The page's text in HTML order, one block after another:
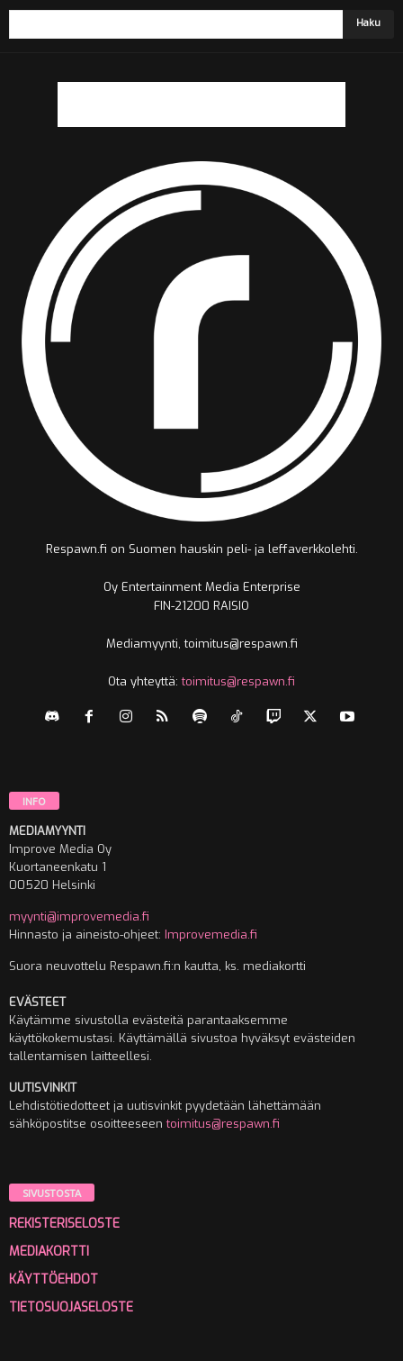
Respawn.fi on Suomen hauskin peli- ja leffaverkkolehti.
Oy Entertainment Media Enterprise
FIN-21200 RAISIO
Mediamyynti, toimitus@respawn.fi
Ota yhteyttä:toimitus@respawn.fi
INFO
MEDIAMYYNTI
Improve Media Oy
Kuortaneenkatu 1
00520 Helsinki
myynti@improvemedia.fi
Hinnasto ja aineisto-ohjeet: Improvemedia.fi
Suora neuvottelu Respawn.fi:n kautta, ks. mediakortti
EVÄSTEET
Käytämme sivustolla evästeitä parantaaksemme
käyttökokemustasi. Käyttämällä sivustoa hyväksyt evästeiden
tallentamisen laitteellesi.
UUTISVINKIT
Lehdistötiedotteet ja uutisvinkit pyydetään lähettämään
sähköpostitse osoitteeseentoimitus@respawn.fi
SIVUSTOSTA
REKISTERISELOSTE
MEDIAKORTTI
KÄYTTÖEHDOT
TIETOSUOJASELOSTE